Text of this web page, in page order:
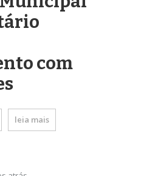
com
leia mais